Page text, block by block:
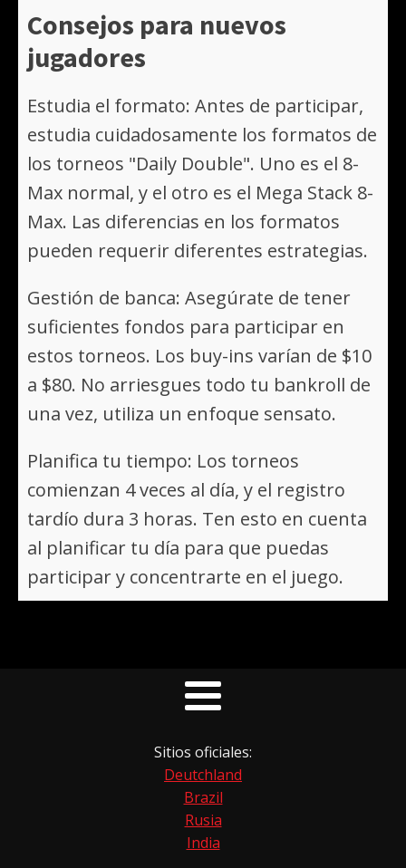
Consejos para nuevos
jugadores
Estudia el formato: Antes de participar,
estudia cuidadosamente los formatos de
los torneos "Daily Double". Uno es el 8-
Max normal, y el otro es el Mega Stack 8-
Max. Las diferencias en los formatos
pueden requerir diferentes estrategias.
Gestión de banca: Asegúrate de tener
suficientes fondos para participar en
estos torneos. Los buy-ins varían de $10
a $80. No arriesgues todo tu bankroll de
una vez, utiliza un enfoque sensato.
Planifica tu tiempo: Los torneos
comienzan 4 veces al día, y el registro
tardío dura 3 horas. Ten esto en cuenta
al planificar tu día para que puedas
participar y concentrarte en el juego.
Sitios oficiales:
Deutchland
Brazil
Rusia
India